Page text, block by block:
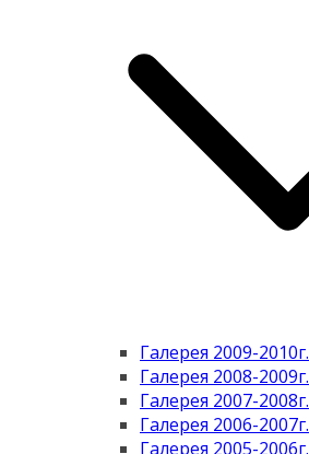
Галерея 2009-2010г.
Галерея 2008-2009г.
Галерея 2007-2008г.
Галерея 2006-2007г.
Галерея 2005-2006г.